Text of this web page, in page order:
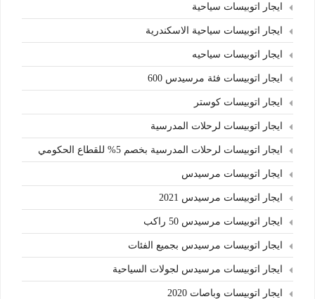
ايجار اتوبيسات سياحية
ايجار اتوبيسات سياحية الاسكندرية
ايجار اتوبيسات سياحيه
ايجار اتوبيسات فئة مرسيدس 600
ايجار اتوبيسات كوستر
ايجار اتوبيسات لرحلات المدرسية
ايجار اتوبيسات لرحلات المدرسية بخصم 5% للقطاع الحكومي
ايجار اتوبيسات مرسيدس
ايجار اتوبيسات مرسيدس 2021
ايجار اتوبيسات مرسيدس 50 راكب
ايجار اتوبيسات مرسيدس بجميع الفئات
ايجار اتوبيسات مرسيدس لجولات السياحية
ايجار اتوبيسات وباصات 2020